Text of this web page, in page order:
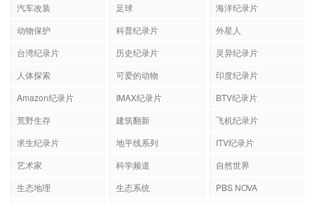
汽车改装
足球
海洋纪录片
动物保护
科普纪录片
外星人
台湾纪录片
历史纪录片
灵异纪录片
人体探索
可爱的动物
印度纪录片
Amazon纪录片
IMAX纪录片
BTV纪录片
荒野生存
建筑翻新
飞机纪录片
求生纪录片
地平线系列
ITV纪录片
艺术家
科学频道
自然世界
生态地理
生态系统
PBS NOVA